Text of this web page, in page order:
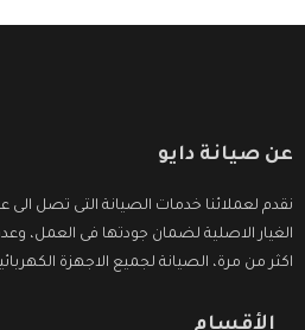
عن صيانة دايو
نقدم لعملائنا خدمات الصيانة التى تصل
الغيار الاصلية لضمان جودتها فى العمل،
اكثر من مرة، الصيانة لجميع الاجهزة
الأقسام